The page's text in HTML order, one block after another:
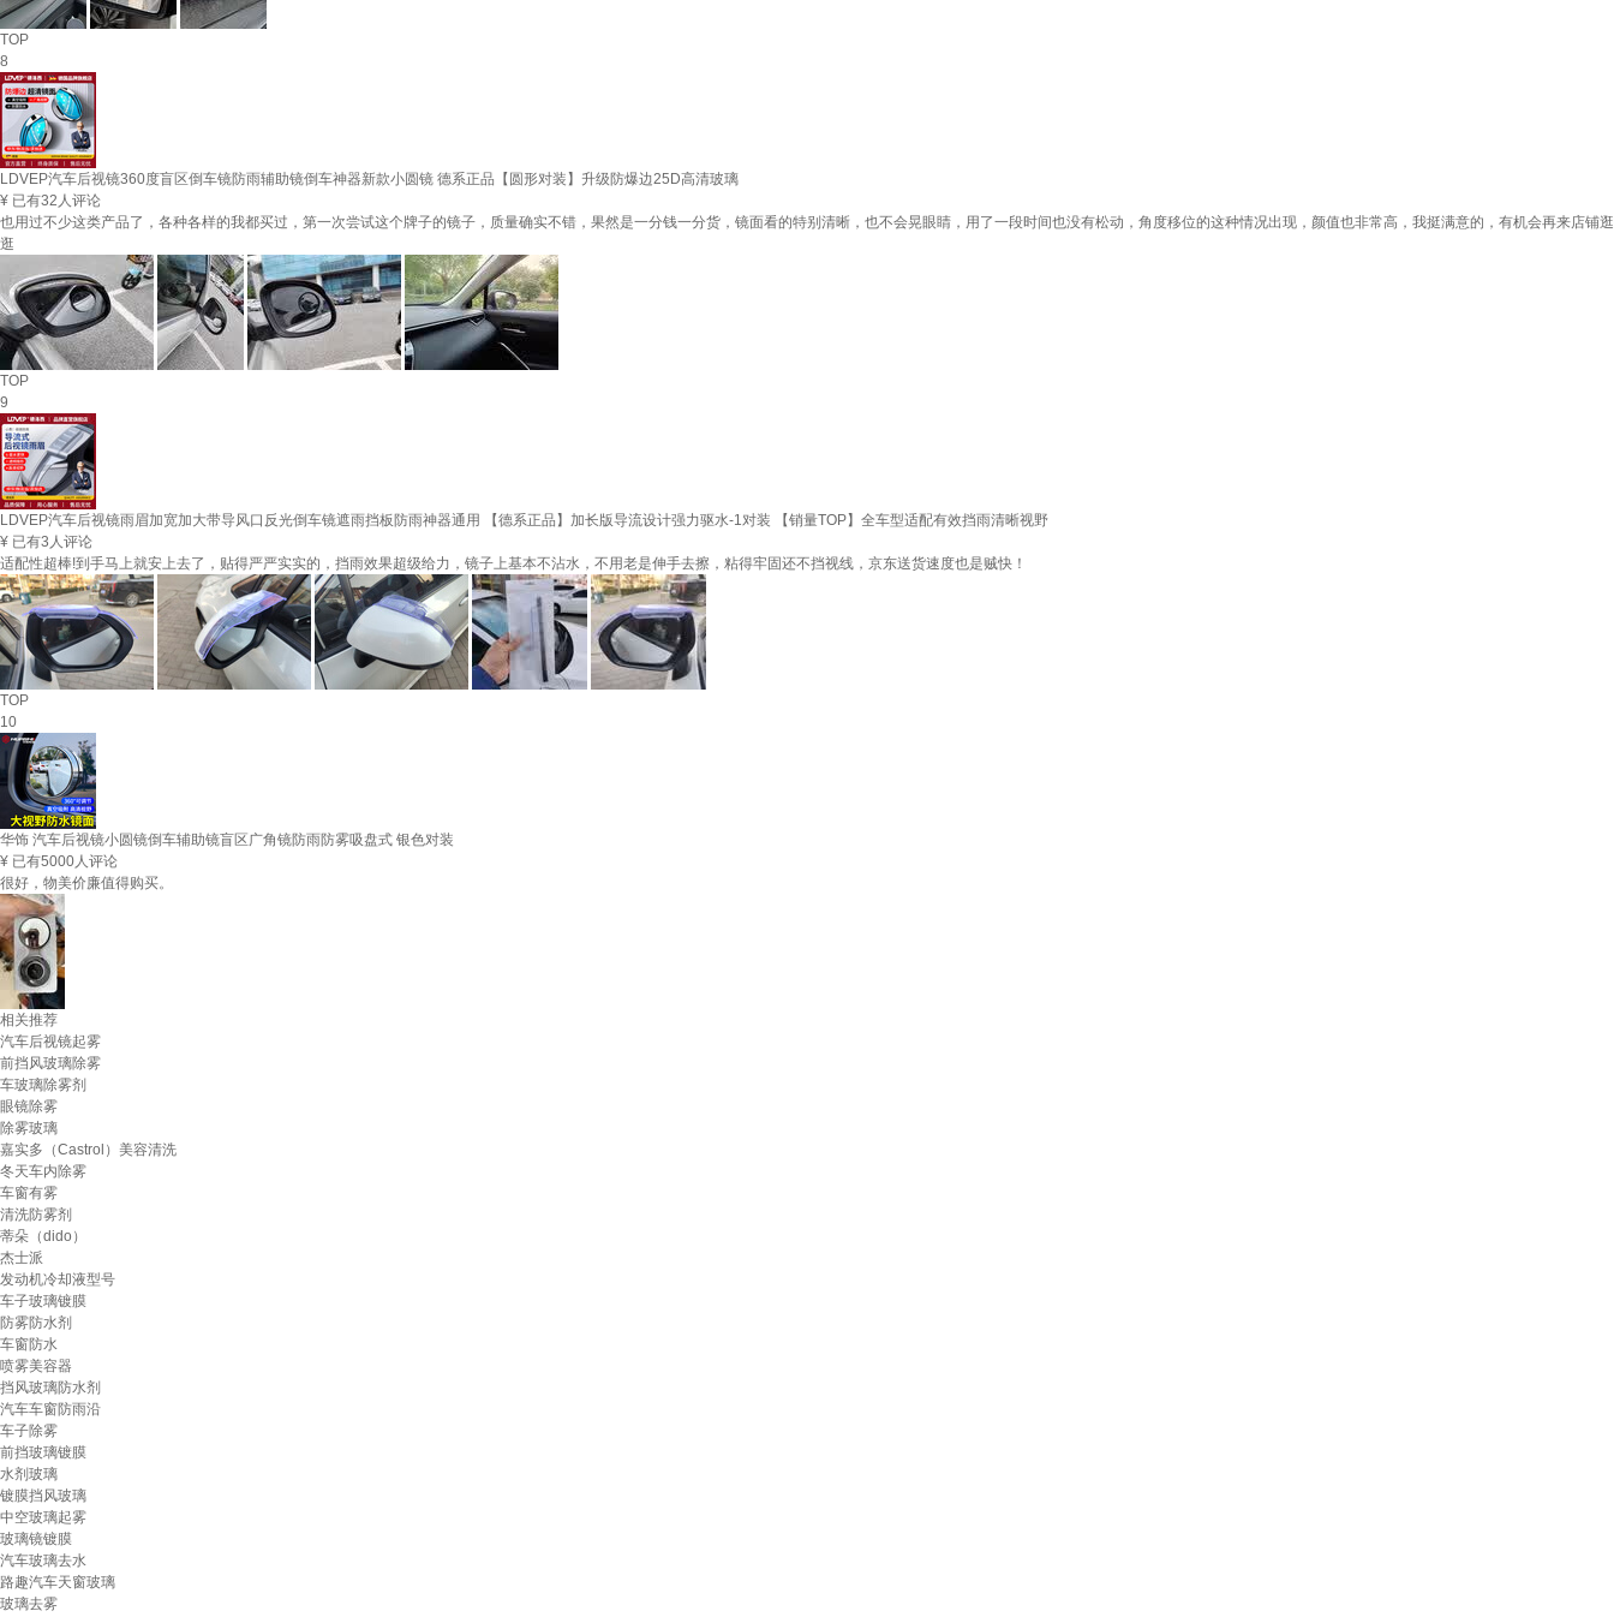
TOP
8
LDVEP汽车后视镜360度盲区倒车镜防雨辅助镜倒车神器新款小圆镜 德系正品【圆形对装】升级防爆边25D高清玻璃
¥ 已有32人评论
也用过不少这类产品了，各种各样的我都买过，第一次尝试这个牌子的镜子，质量确实不错，果然是一分钱一分货，镜面看的特别清晰，也不会晃眼睛，用了一段时间也没有松动，角度移位的这种情况出现，颜值也非常高，我挺满意的，有机会再来店铺逛
逛
TOP
9
LDVEP汽车后视镜雨眉加宽加大带导风口反光倒车镜遮雨挡板防雨神器通用 【德系正品】加长版导流设计强力驱水-1对装 【销量TOP】全车型适配有效挡雨清晰视野
¥ 已有3人评论
适配性超棒!到手马上就安上去了，贴得严严实实的，挡雨效果超级给力，镜子上基本不沾水，不用老是伸手去擦，粘得牢固还不挡视线，京东送货速度也是贼快！
TOP
10
华饰 汽车后视镜小圆镜倒车辅助镜盲区广角镜防雨防雾吸盘式 银色对装
¥ 已有5000人评论
很好，物美价廉值得购买。
相关推荐
汽车后视镜起雾
前挡风玻璃除雾
车玻璃除雾剂
眼镜除雾
除雾玻璃
嘉实多（Castrol）美容清洗
冬天车内除雾
车窗有雾
清洗防雾剂
蒂朵（dido）
杰士派
发动机冷却液型号
车子玻璃镀膜
防雾防水剂
车窗防水
喷雾美容器
挡风玻璃防水剂
汽车车窗防雨沿
车子除雾
前挡玻璃镀膜
水剂玻璃
镀膜挡风玻璃
中空玻璃起雾
玻璃镜镀膜
汽车玻璃去水
路趣汽车天窗玻璃
玻璃去雾